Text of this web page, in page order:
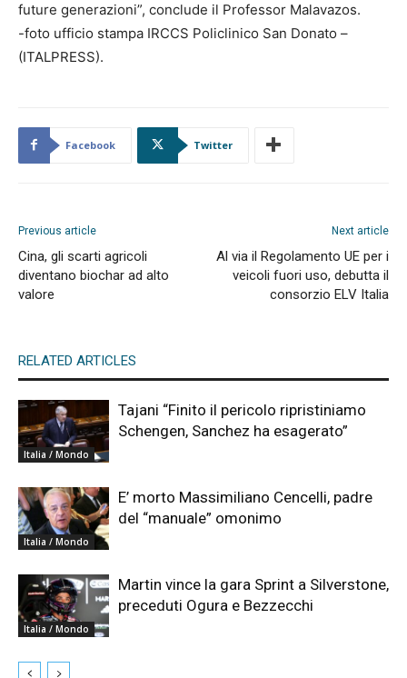
future generazioni”, conclude il Professor Malavazos.
-foto ufficio stampa IRCCS Policlinico San Donato –
(ITALPRESS).
Facebook Twitter
Previous article
Cina, gli scarti agricoli
diventano biochar ad alto
valore
Next article
Al via il Regolamento UE per i
veicoli fuori uso, debutta il
consorzio ELV Italia
RELATED ARTICLES
Italia / Mondo
Tajani “Finito il pericolo ripristiniamo
Schengen, Sanchez ha esagerato”
Italia / Mondo
E’ morto Massimiliano Cencelli, padre
del “manuale” omonimo
Italia / Mondo
Martin vince la gara Sprint a Silverstone,
preceduti Ogura e Bezzecchi